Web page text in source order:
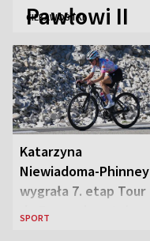
Pawłowi II
CIEKAWOSTKI
Katarzyna
Niewiadoma-Phinney
wygrała 7. etap Tour
de France i została
SPORT